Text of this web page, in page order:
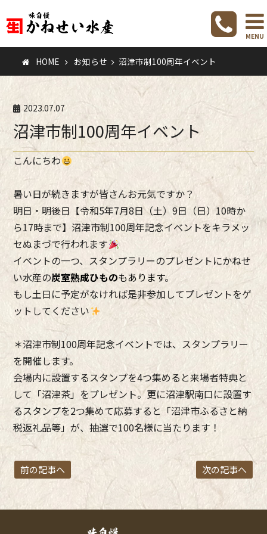
MENU
お知らせ
HOME お知らせ 沼津市制100周年イベント
2023.07.07
沼津市制100周年イベント
こんにちわ
暑い日が続きますが皆さんお元気ですか？
明日・明後日【令和5年7月8日（土）9日（日）10時か
ら17時まで】沼津市制100周年記念イベントをキラメッ
セぬまづで行われます
イベントの一つ、スタンプラリーのプレゼントにかねせ
い水産の炭室熟成ひものもあります。
もし土日に予定がなければ是非参加してプレゼントをゲ
ットしてください
＊沼津市制100周年記念イベントでは、スタンプラリー
を開催します。
会場内に設置するスタンプを4つ集めると来場者特典と
して「沼津茶」をプレゼント。更に沼津駅南口に設置す
るスタンプを2つ集めて応募すると「沼津市ふるさと納
税返礼品等」が、抽選で100名様に当たります！
前の記事へ 次の記事へ